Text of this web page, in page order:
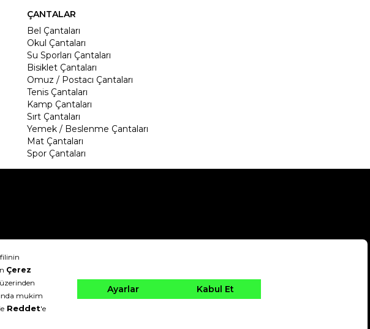
ÇANTALAR
Bel Çantaları
Okul Çantaları
Su Sporları Çantaları
Bisiklet Çantaları
Omuz / Postacı Çantaları
Tenis Çantaları
Kamp Çantaları
Sırt Çantaları
Yemek / Beslenme Çantaları
Mat Çantaları
Spor Çantaları